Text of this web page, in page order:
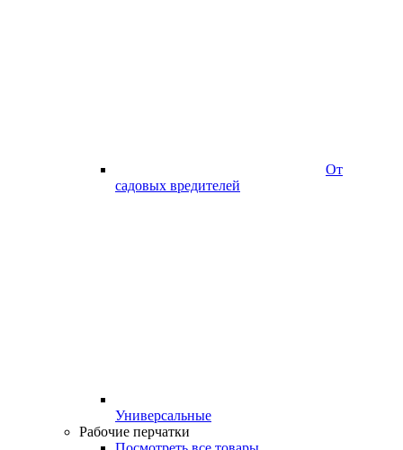
От
садовых вредителей
Универсальные
Рабочие перчатки